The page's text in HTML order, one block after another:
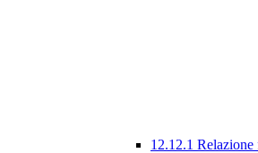
12.12.1 Relazione